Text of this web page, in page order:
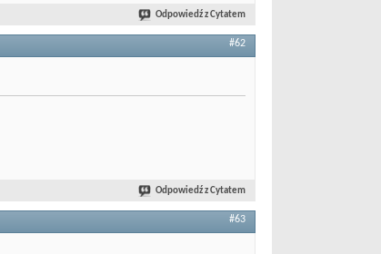
Odpowiedź z Cytatem
#62
Odpowiedź z Cytatem
#63